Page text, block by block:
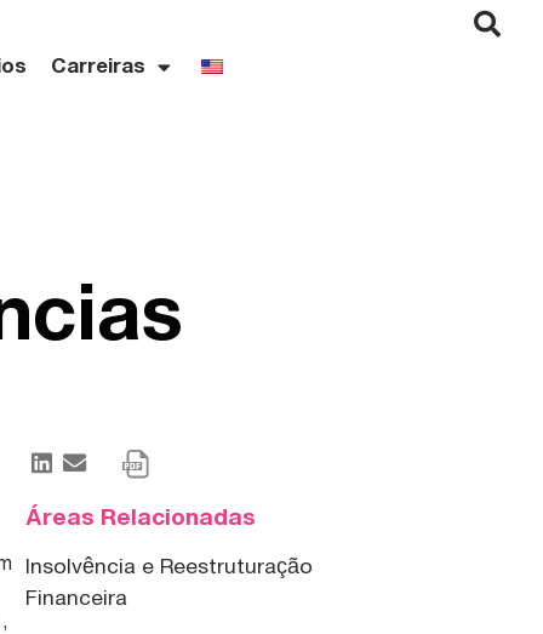
Carreiras
Áreas Relacionadas
Insolvência e Reestruturação
Financeira